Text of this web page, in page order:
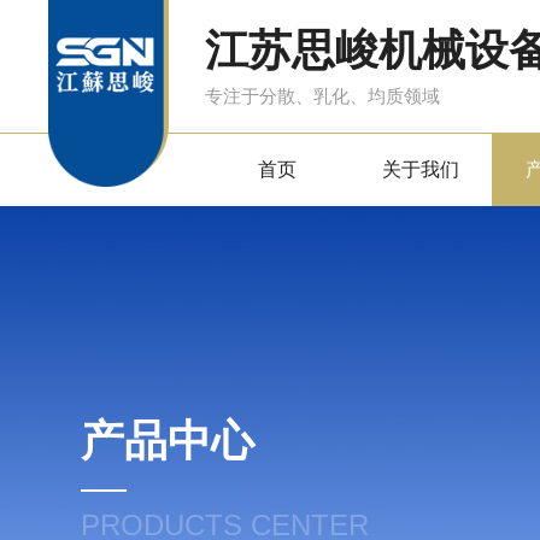
江苏思峻机械设
专注于分散、乳化、均质领域
首页 关于我们
产品中心
PRODUCTS CENTER